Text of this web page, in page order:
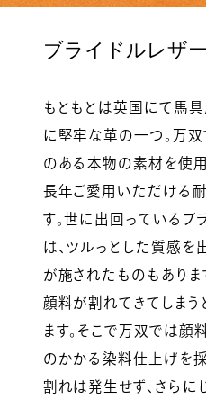
ブライドルレザー
もともとは英国にて馬
に堅牢な革の一つ。万
のある本物の素材を使
長年ご愛用いただける
す。世に出回っているブ
は、ツルっとした質感
が施されたものもありま
顔料が割れてきてしま
ます。そこで万双では顔
のかかる染料仕上げを
割れは発生せず、さらに